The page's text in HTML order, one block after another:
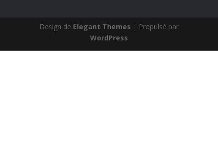
Design de Elegant Themes | Propulsé par
WordPress